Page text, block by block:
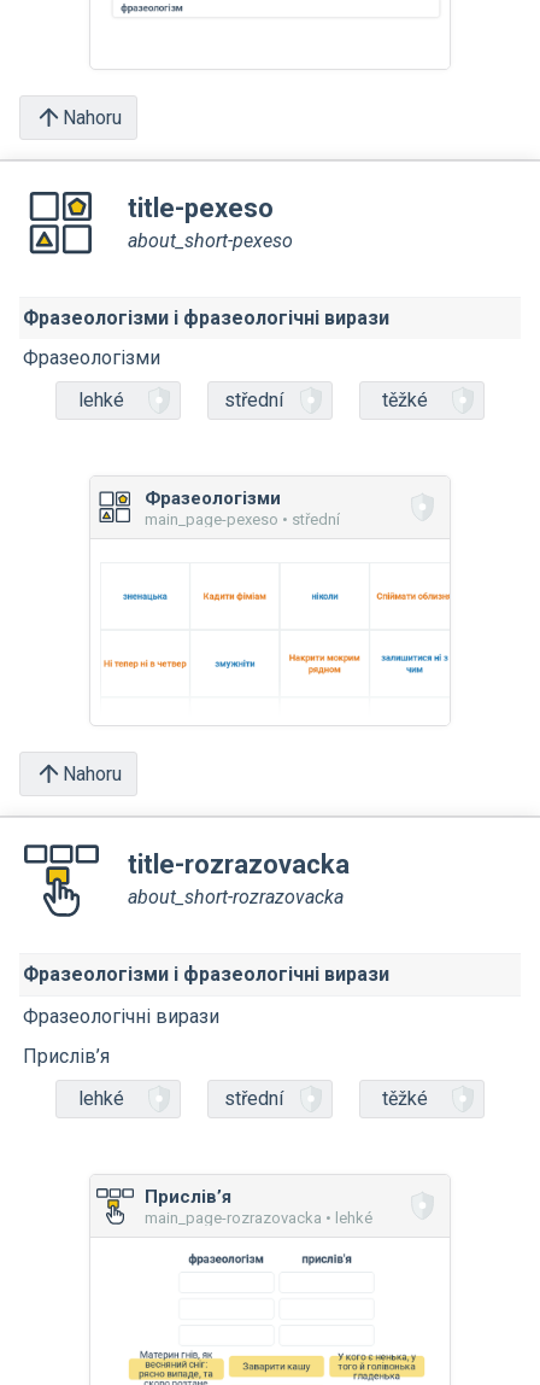
Nahoru
title-pexeso
about_short-pexeso
Фразеологізми і фразеологічні вирази
Фразеологізми
lehké
střední těžké
Фразеологізми
main_page-pexeso • střední
Nahoru
title-rozrazovacka
about_short-rozrazovacka
Фразеологізми і фразеологічні вирази
Фразеологічні вирази
Прислів’я
lehké
střední těžké
Прислів’я
main_page-rozrazovacka • lehké